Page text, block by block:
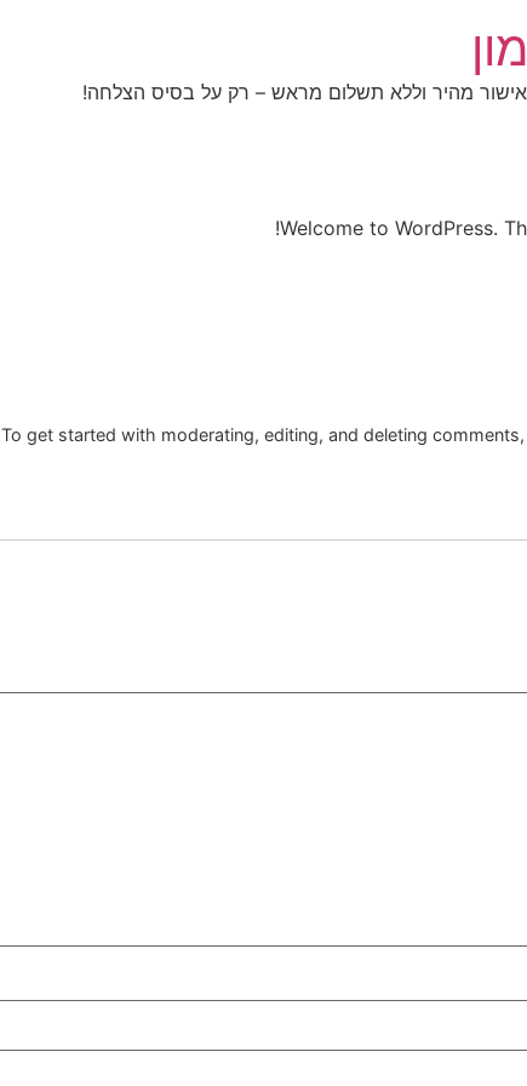
מהיר וללא תשלום מראש – רק על בסיס הצלחה!
Welcome to WordPress.
To get started with moderating, editing, and deleting